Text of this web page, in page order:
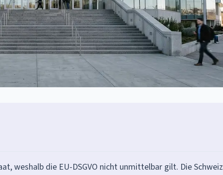
weshalb die EU-DSGVO nicht unmittelbar gilt. Die Schweiz